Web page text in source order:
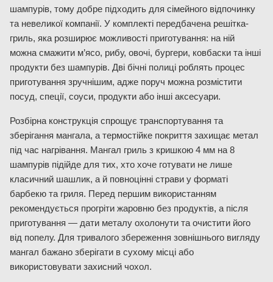
шампурів, тому добре підходить для сімейного відпочинку
та невеликої компанії. У комплекті передбачена решітка-
гриль, яка розширює можливості приготування: на ній
можна смажити м’ясо, рибу, овочі, бургери, ковбаски та інші
продукти без шампурів. Дві бічні полиці роблять процес
приготування зручнішим, адже поруч можна розмістити
посуд, спеції, соуси, продукти або інші аксесуари.
Розбірна конструкція спрощує транспортування та
зберігання мангала, а термостійке покриття захищає метал
під час нагрівання. Мангал гриль з кришкою 4 мм на 8
шампурів підійде для тих, хто хоче готувати не лише
класичний шашлик, а й повноцінні страви у форматі
барбекю та гриля. Перед першим використанням
рекомендується прогріти жаровню без продуктів, а після
приготування — дати металу охолонути та очистити його
від попелу. Для тривалого збереження зовнішнього вигляду
мангал бажано зберігати в сухому місці або
використовувати захисний чохол.